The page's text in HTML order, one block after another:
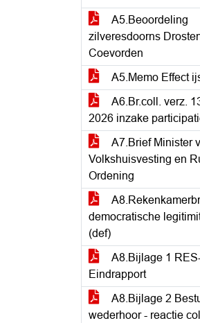
A5.Beoordeling
zilveresdoorns
Coevorden
A5.Memo Effect
A6.Br.coll. verz.
2026 inzake
A7.Brief Minister
Volkshuisvesting en
Ordening
democratische
(def)
A8.Bijlage 1
Eindrapport
A8.Bijlage 2
wederhoor - reactie